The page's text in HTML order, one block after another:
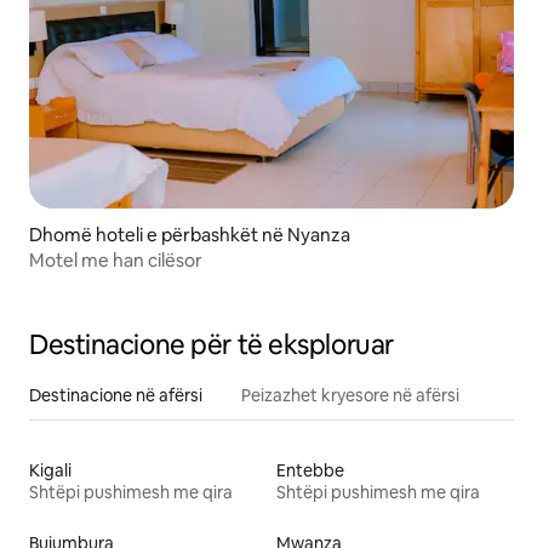
Dhomë hoteli e përbashkët në Nyanza
Motel me han cilësor
Destinacione për të eksploruar
Destinacione në afërsi Peizazhet kryesore në afërsi
Kigali
Shtëpi pushimesh me qira
Entebbe
Shtëpi pushimesh me qira
Bujumbura Mwanza